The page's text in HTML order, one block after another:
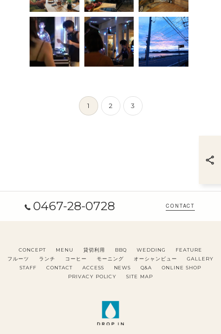
1 2 3
0467-28-0728 CONTACT
CONCEPT MENU 貸切利用 BBQ WEDDING
FEATURE
フルーツ
ランチ コーヒー モーニング オーシャンビュー
GALLERY
STAFF
CONTACT ACCESS NEWS Q&A
ONLINE SHOP
PRIVACY POLICY
SITE MAP